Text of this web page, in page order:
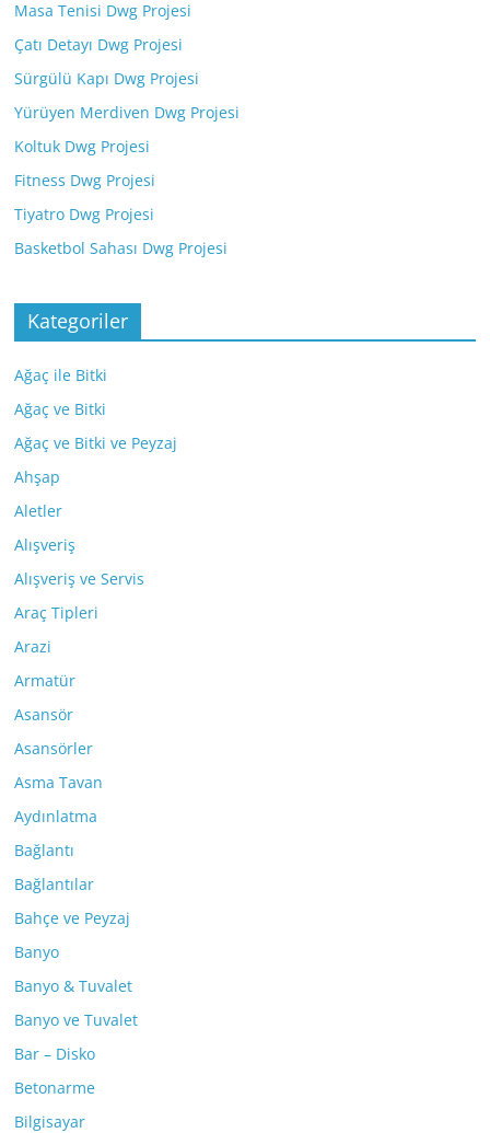
Masa Tenisi Dwg Projesi
Çatı Detayı Dwg Projesi
Sürgülü Kapı Dwg Projesi
Yürüyen Merdiven Dwg Projesi
Koltuk Dwg Projesi
Fitness Dwg Projesi
Tiyatro Dwg Projesi
Basketbol Sahası Dwg Projesi
Kategoriler
Ağaç ile Bitki
Ağaç ve Bitki
Ağaç ve Bitki ve Peyzaj
Ahşap
Aletler
Alışveriş
Alışveriş ve Servis
Araç Tipleri
Arazi
Armatür
Asansör
Asansörler
Asma Tavan
Aydınlatma
Bağlantı
Bağlantılar
Bahçe ve Peyzaj
Banyo
Banyo & Tuvalet
Banyo ve Tuvalet
Bar – Disko
Betonarme
Bilgisayar